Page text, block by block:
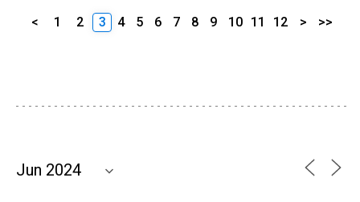
< 1 2 3 4 5 6 7 8 9 10 11 12 > >>